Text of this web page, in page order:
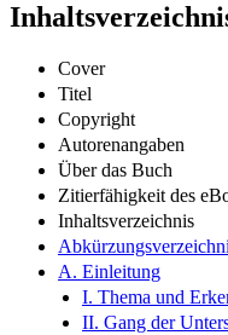
Cover
Titel
Copyright
Autorenangaben
Über das Buch
Zitierfähigkeit des
Inhaltsverzeichnis
A. Einleitung
I. Thema und
II. Gang der